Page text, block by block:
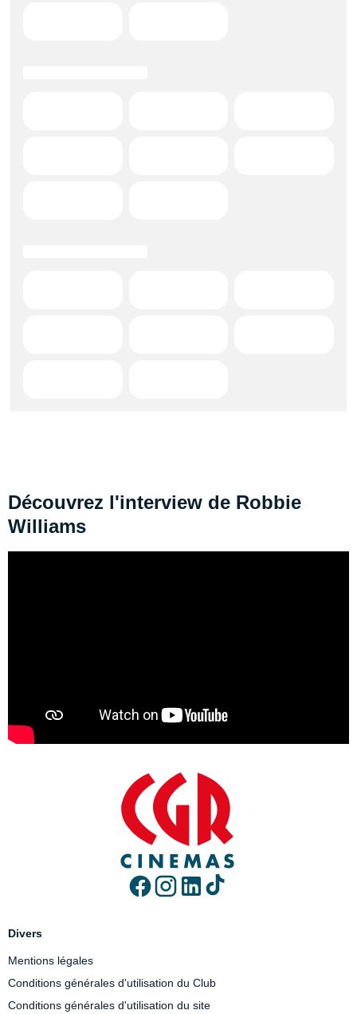
Découvrez l'interview de Robbie
Williams
Divers
Mentions légales
Conditions générales d'utilisation du Club
Conditions générales d'utilisation du site